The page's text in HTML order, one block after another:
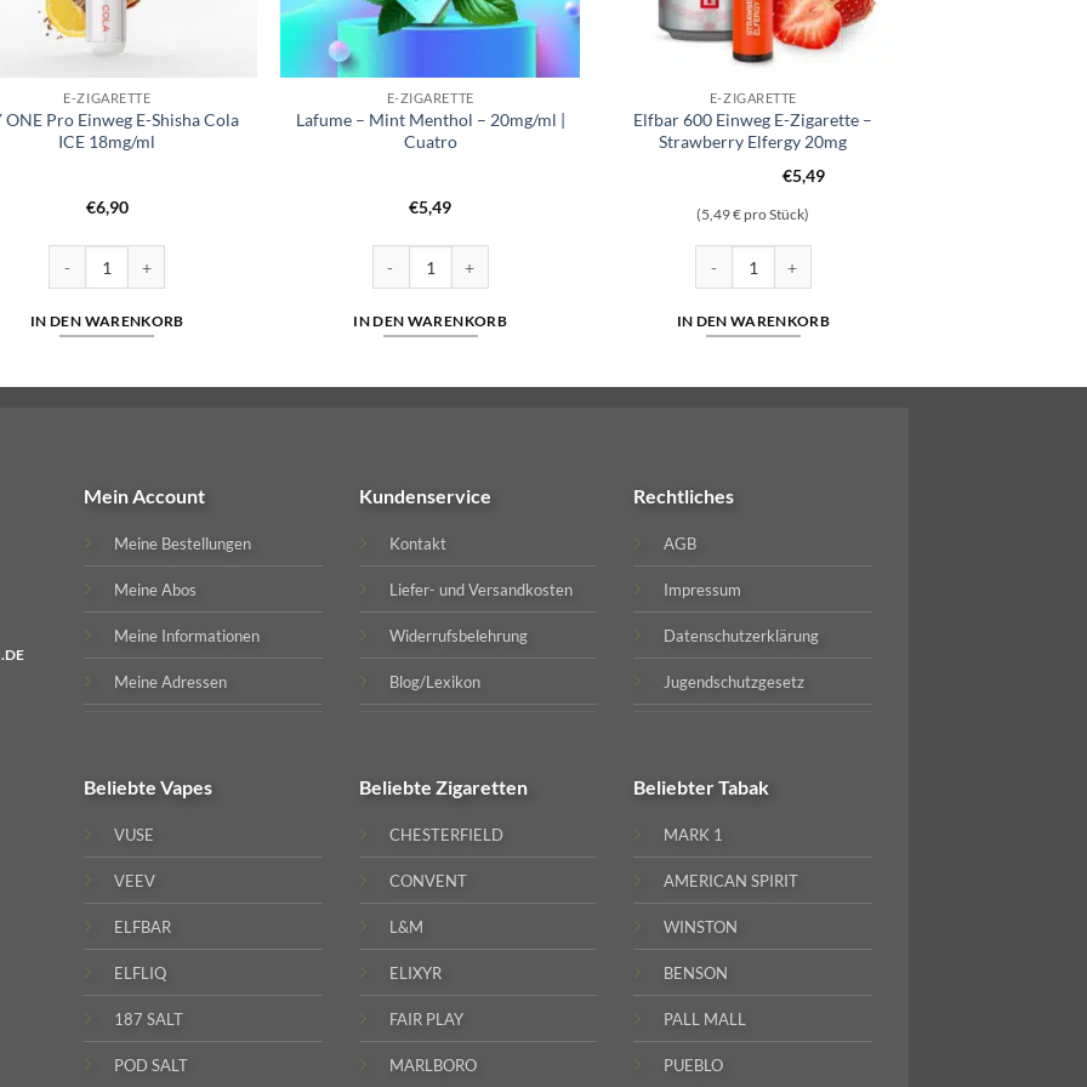
E-ZIGARETTE
ONE Pro Einweg E-Shisha Cola
ICE 18mg/ml
€6,90
IN DEN WARENKORB
E-ZIGARETTE
Lafume – Mint Menthol – 20mg/ml |
Cuatro
€5,49
IN DEN WARENKORB
E-ZIGARETTE
Elfbar 600 Einweg E-Zigarette –
Strawberry Elfergy 20mg
€5,49
(5,49 € pro Stück)
IN DEN WARENKORB
Mein Account
Meine Bestellungen
Meine Abos
Meine Informationen
Meine Adressen
Kundenservice
Kontakt
Liefer- und Versandkosten
Widerrufsbelehrung
Blog/Lexikon
Rechtliches
AGB
Impressum
Datenschutzerklärung
Jugendschutzgesetz
BeliebteVapes
VUSE
VEEV
ELFBAR
ELFLIQ
187 SALT
POD SALT
Beliebte Zigaretten
CHESTERFIELD
CONVENT
L&M
ELIXYR
FAIR PLAY
MARLBORO
BeliebterTabak
MARK 1
AMERICAN SPIRIT
WINSTON
BENSON
PALL MALL
PUEBLO